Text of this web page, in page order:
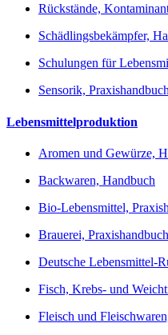
Rückstände,
Schädlingsbekämpfer,
Schulungen für
Sensorik,
Lebensmittelproduktion
Aromen und Gewürze,
Backwaren, Handbuch
Bio-Lebensmittel,
Brauerei, Praxishandbuch
Deutsche Lebensmittel-
Fisch, Krebs- und
Fleisch und